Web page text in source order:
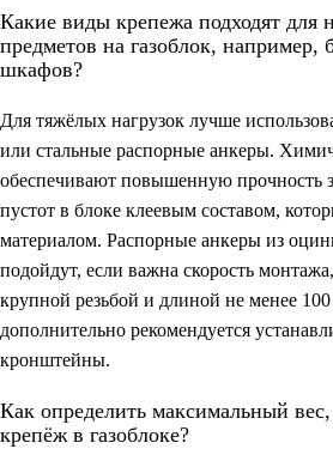
Какие виды крепежа подходят для
предметов на газоблок, например,
шкафов?
Для тяжёлых нагрузок лучше
или стальные распорные анкеры.
обеспечивают повышенную прочность
пустот в блоке клеевым составом,
материалом. Распорные анкеры из
подойдут, если важна скорость
крупной резьбой и длиной не менее
дополнительно рекомендуется
кронштейны.
Как определить максимальный
крепёж в газоблоке?